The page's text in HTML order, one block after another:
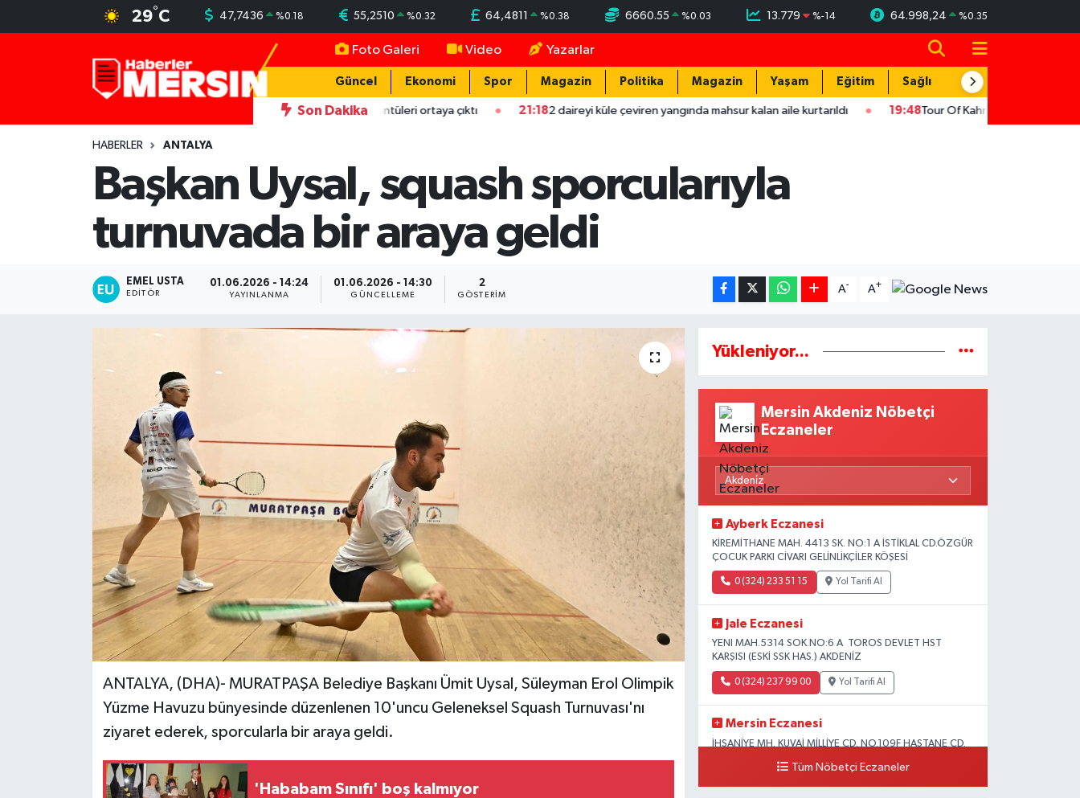
29°C 47,7436 %0.18 55,2510 %0.32 64,4811 %0.38 6660.55 %0.03 13.779 %-14 64.998,24 %0.35
Foto Galeri Video Yazarlar
Güncel Ekonomi Spor Magazin Politika Magazin Yaşam Eğitim Sağlık Teknoloji
Son Dakika
darbeden şüpheliye uzaklaştırma; geçmiş yıllardaki darp görüntüleri ortaya çıktı 21:18 2 daireyi küle çeviren yangında mahsur kalan aile kurtarıldı 19:48 Tour Of Kahramanmaraş'ın şampiyonu
HABERLER ANTALYA
Başkan Uysal, squash sporcularıyla
turnuvada bir araya geldi
EMEL USTA
EDITÖR
01.06.2026 - 14:24
YAYINLANMA
01.06.2026 - 14:30
GÜNCELLEME
2
GÖSTERIM
A- A+
ANTALYA, (DHA)- MURATPAŞA Belediye Başkanı Ümit Uysal, Süleyman Erol Olimpik
Yüzme Havuzu bünyesinde düzenlenen 10'uncu Geleneksel Squash Turnuvası'nı
ziyaret ederek, sporcularla bir araya geldi.
'Hababam Sınıfı' boş kalmıyor
Yükleniyor...
Mersin Akdeniz Nöbetçi
Eczaneler
Ayberk Eczanesi
KİREMİTHANE MAH. 4413 SK. NO:1 A İSTİKLAL CD.ÖZGÜR
ÇOCUK PARKI CİVARI GELİNLİKÇİLER KÖŞESİ
0 (324) 233 51 15 Yol Tarifi Al
Jale Eczanesi
YENI MAH.5314 SOK.NO:6 A TOROS DEVLET HST
KARŞISI (ESKİ SSK HAS.) AKDENİZ
0 (324) 237 99 00 Yol Tarifi Al
Mersin Eczanesi
İHSANİYE MH. KUVAİ MİLLİYE CD. NO.109F HASTANE CD.
KURUÇEŞME ŞUBESİ KARŞISI AKDENİZ
Tüm Nöbetçi Eczaneler
Mersin Nöbetçi Eczaneler
Mersin Hava Durumu
Mersin Trafik Yoğunluk Haritası
Süper Lig Puan Durumu ve Fikstür
Tüm Manşetler
Haber Arşivi